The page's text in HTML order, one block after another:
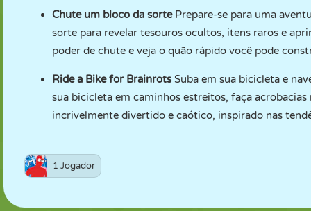
Chute um bloco da sorte Prepare-se para uma
sorte para revelar tesouros ocultos, itens raros e
poder de chute e veja o quão rápido você pode
Ride a Bike for Brainrots Suba em sua bicicleta e
sua bicicleta em caminhos estreitos, faça
incrivelmente divertido e caótico, inspirado nas
1 Jogador